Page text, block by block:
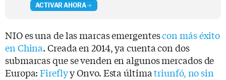
ACTIVAR AHORA
NIO es una de las marcas emergentescon más éxito
en China. Creada en 2014, ya cuenta con dos
submarcas que se venden en algunos mercados de
Europa:Fireflyy Onvo. Esta últimatriunfó, no sin